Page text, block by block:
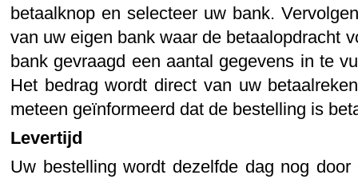
betaalknop en selecteer uw bank.
van uw eigen bank waar de betaalopdracht
bank gevraagd een aantal gegevens in te
Het bedrag wordt direct van uw
meteen geïnformeerd dat de bestelling is
Levertijd
Uw bestelling wordt dezelfde dag nog